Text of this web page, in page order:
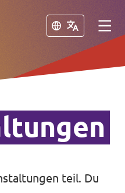
Schließen
Schließen
teil. Du